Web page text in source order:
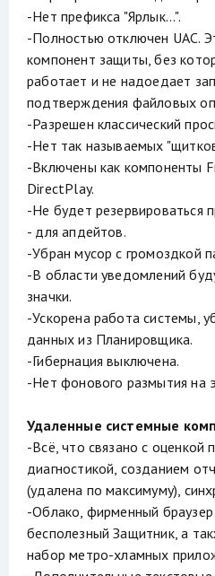
-Нет префикса "Ярлык...".
-Полностью отключен UAC.
компонент защиты, без
работает и не надоедает
подтверждения файловых
-Разрешен классический
-Нет так называемых
-Включены как компоненты
DirectPlay.
-Не будет резервироваться
- для апдейтов.
-Убран мусор с громоздкой
-В области уведомлений
значки.
-Ускорена работа системы,
данных из Планировщика.
-Гибернация выключена.
-Нет фонового размытия на
Удаленные системные
-Всё, что связано с оценкой
диагностикой, созданием
(удалена по максимуму),
-Облако, фирменный
бесполезный Защитник, а
набор метро-хламных